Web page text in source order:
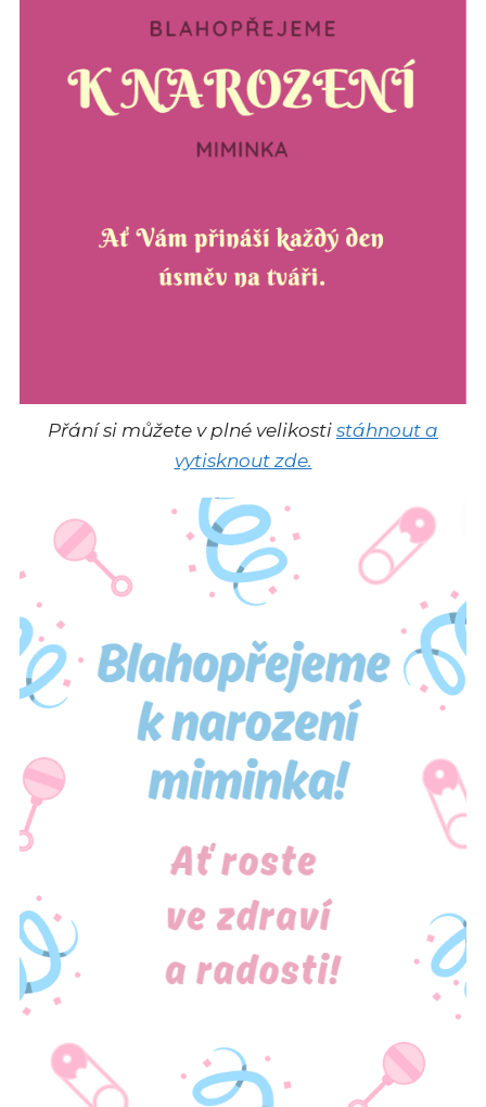
Přání si můžete v plné velikosti stáhnout a
vytisknout zde.